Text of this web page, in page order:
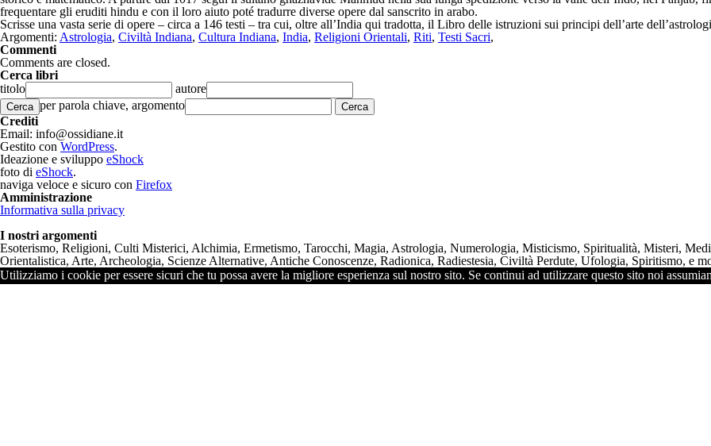
frequentare gli eruditi hindu e con il loro aiuto poté tradurre diverse opere dal sanscrito in arabo.
Scrisse una vasta serie di opere – circa a 146 testi – tra cui, oltre all’India qui tradotta, il Libro delle istruzioni sui principi dell’arte
Argomenti: Astrologia, Civiltà Indiana, Cultura Indiana, India, Religioni Orientali, Riti, Testi Sacri,
Commenti
Comments are closed.
Cerca libri
titolo
autore
Cerca per parola chiave, argomento
Crediti
Email: info@ossidiane.it
Gestito con WordPress.
Ideazione e sviluppo eShock
foto di eShock.
naviga veloce e sicuro con Firefox
Amministrazione
Informativa sulla privacy
I nostri argomenti
Esoterismo, Religioni, Culti Misterici, Alchimia, Ermetismo, Tarocchi, Magia, Astrologia, Numerologia, Misticismo, Spiritualità, Misteri,
Orientalistica, Arte, Archeologia, Scienze Alternative, Antiche Conoscenze, Radionica, Radiestesia, Civiltà Perdute, Ufologia, Spiritismo, e
Utilizziamo i cookie per essere sicuri che tu possa avere la migliore esperienza sul nostro sito. Se continui ad utilizzare questo sito noi